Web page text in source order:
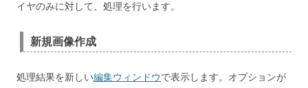
イヤのみに対して、処理を行います。
新規画像作成
処理結果を新しい編集ウィンドウで表示します。オプションが